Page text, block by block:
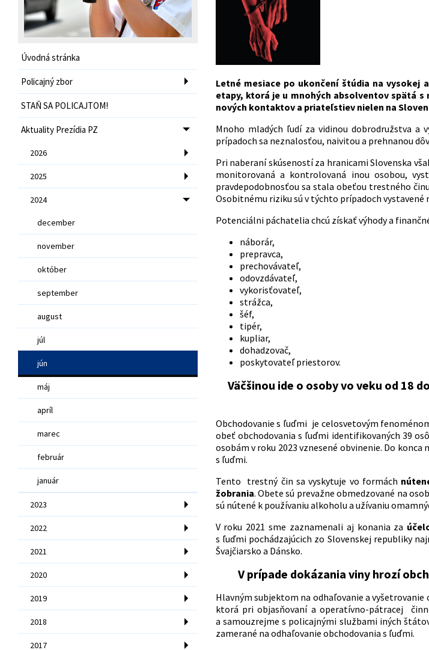
Úvodná stránka
Policajný zbor
STAŇ SA POLICAJTOM!
Aktuality Prezídia PZ
2026
2025
2024
december
november
október
september
august
júl
jún
máj
apríl
marec
február
január
2023
2022
2021
2020
2019
2018
2017
Letné mesiace po ukončení štúdia na
etapy, ktorá je u mnohých absolventov spätá
nových kontaktov a priateľstiev nielen na
Mnoho mladých ľudí za vidinou dobrodružstva a
prípadoch sa neznalosťou, naivitou a prehnanou
Pri naberaní skúseností za hranicami Slovenska
monitorovaná a kontrolovaná inou osobou,
pravdepodobnosťou sa stala obeťou trestného
Osobitnému riziku sú v týchto prípadoch vystavené
Potenciálni páchatelia chcú získať výhody a
náborár,
prepravca,
prechovávateľ,
odovzdávateľ,
vykorisťovateľ,
strážca,
šéf,
tipér,
kupliar,
dohadzovač,
poskytovateľ priestorov.
Väčšinou ide o osoby vo veku od 18
Obchodovanie s ľuďmi je celosvetovým
obeť obchodovania s ľuďmi identifikovaných 39
osobám v roku 2023 vznesené obvinenie. Do
s ľuďmi.
Tento trestný čin sa vyskytuje vo formách
žobrania. Obete sú prevažne obmedzované na
sú nútené k používaniu alkoholu a užívaniu
V roku 2021 sme zaznamenali aj konania za
s ľuďmi pochádzajúcich zo Slovenskej republiky
Švajčiarsko a Dánsko.
V prípade dokázania viny hrozí
Hlavným subjektom na odhaľovanie a vyšetrovanie
ktorá pri objasňovaní a operatívno-pátracej
a samouzrejme s policajnými službami iných
zamerané na odhaľovanie obchodovania s ľuďmi.